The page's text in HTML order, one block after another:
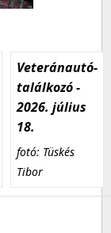
Veteránautó-
találkozó -
2026. július
18.
fotó: Tüskés
Tibor